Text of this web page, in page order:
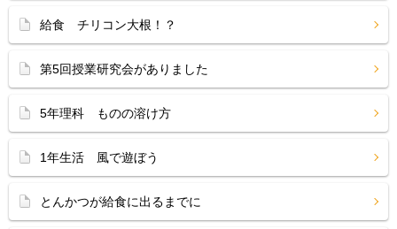
給食 チリコン大根！？
第5回授業研究会がありました
5年理科 ものの溶け方
1年生活 風で遊ぼう
とんかつが給食に出るまでに